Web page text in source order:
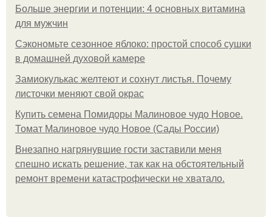
Больше энергии и потенции: 4 основных витамина
для мужчин
Сэкономьте сезонное яблоко: простой способ сушки
в домашней духовой камере
Замиокулькас желтеют и сохнут листья. Почему
листочки меняют свой окрас
Купить семена Помидоры Малиновое чудо Новое.
Томат Малиновое чудо Новое (Сады России)
Внезапно нагрянувшие гости заставили меня
спешно искать решение, так как на обстоятельный
ремонт времени катастрофически не хватало.